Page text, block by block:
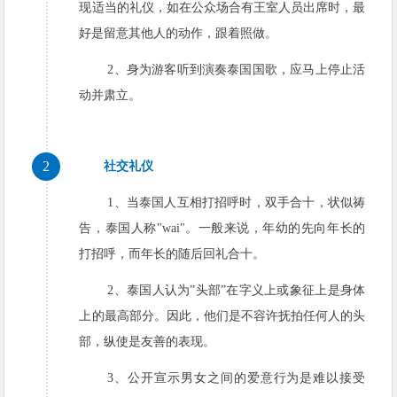
现适当的礼仪，如在公众场合有王室人员出席时，最
好是留意其他人的动作，跟着照做。
2、身为游客听到演奏泰国国歌，应马上停止活
动并肃立。
2 社交礼仪
1、当泰国人互相打招呼时，双手合十，状似祷
告，泰国人称"wai"。一般来说，年幼的先向年长的
打招呼，而年长的随后回礼合十。
2、泰国人认为”头部”在字义上或象征上是身体
上的最高部分。因此，他们是不容许抚拍任何人的头
部，纵使是友善的表现。
3、公开宣示男女之间的爱意行为是难以接受